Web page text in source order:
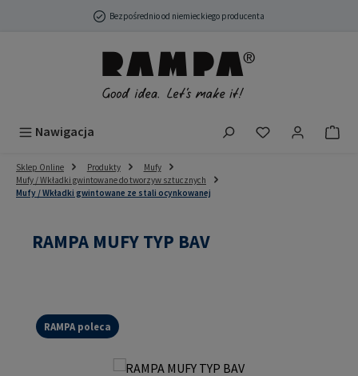
Przejdź do głównej zawartościBezpośrednio od niemieckiego producenta
Nawigacja Masz 0
Sklep Online Produkty
Mufy
Mufy / Wkładki gwintowane do tworzyw sztucznych
Mufy / Wkładki gwintowane ze stali ocynkowanej
RAMPA MUFY TYP BAV
RAMPA poleca
Pomiń galerię zdjęć